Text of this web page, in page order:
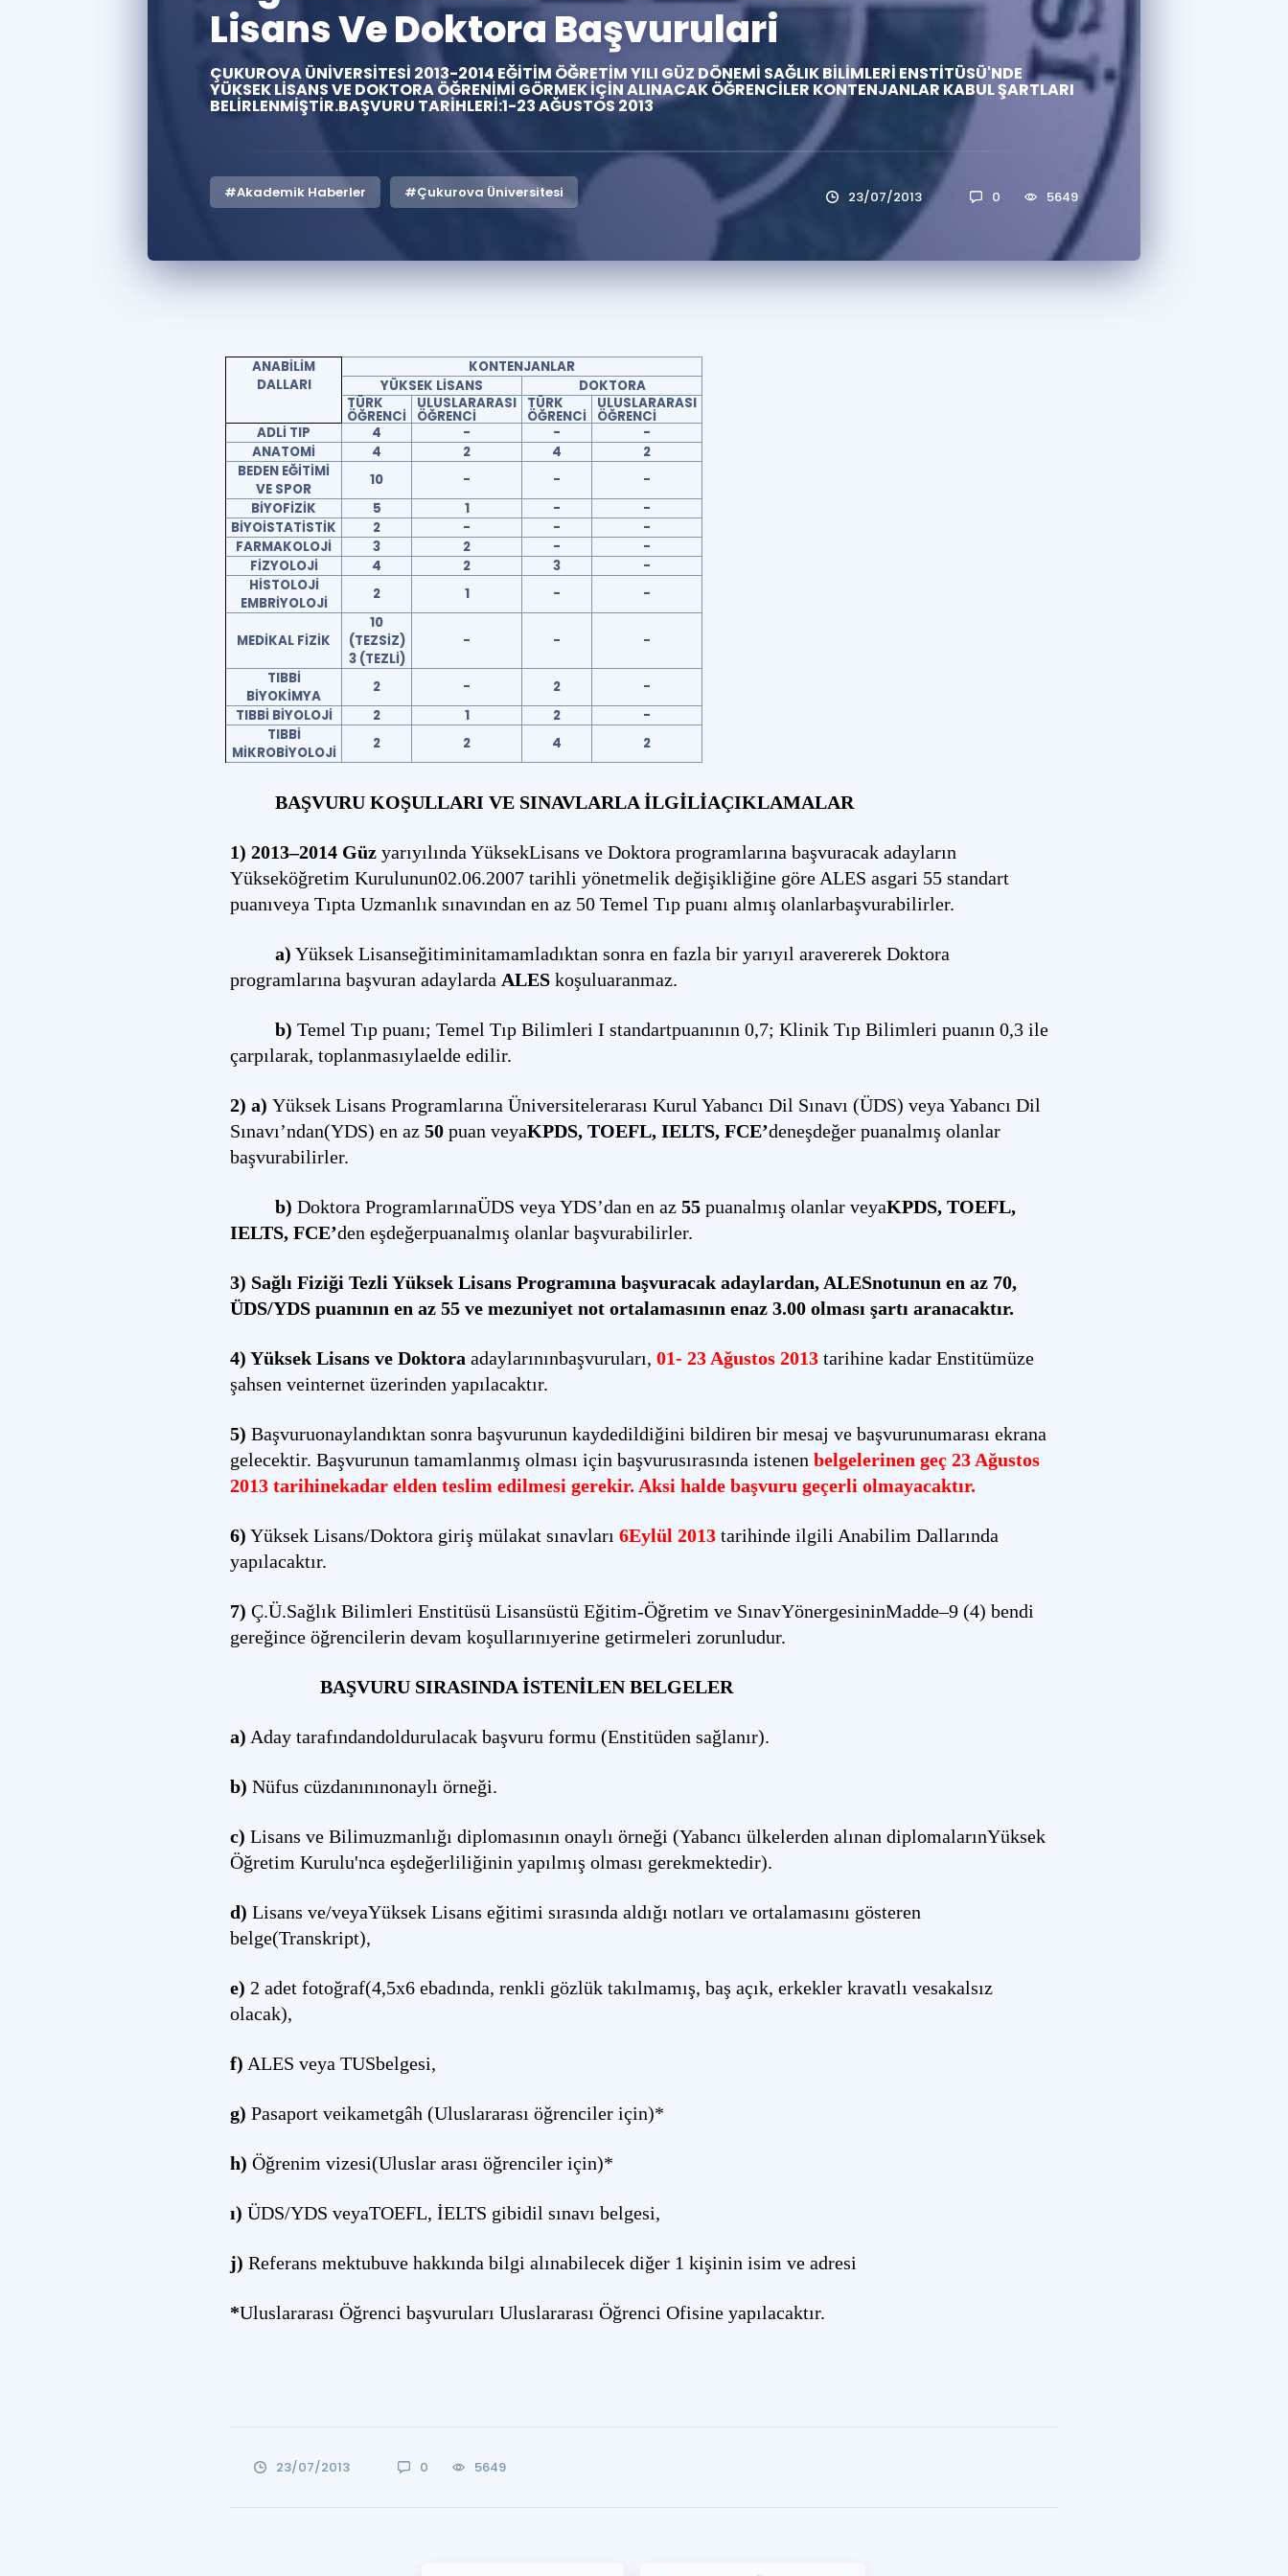
Kampanyalar
Blog
YDS - YÖKDİL Tüm Sınavlarla İlgili Haberler
İngilizce Gramer
İngilizce Gramer ve Konu Anlatımı
Lisans Ve Doktora Başvurulari
ÇUKUROVA ÜNİVERSİTESİ 2013-2014 EĞİTİM ÖĞRETİM YILI GÜZ DÖNEMİ SAĞLIK BİLİMLERİ ENSTİTÜSÜ'NDE
YÜKSEK LİSANS VE DOKTORA ÖĞRENİMİ GÖRMEK İÇİN ALINACAK ÖĞRENCİLER KONTENJANLAR KABUL ŞARTLARI
BELİRLENMİŞTİR.BAŞVURU TARİHLERİ:1-23 AĞUSTOS 2013
#Akademik Haberler #Çukurova Üniversitesi 23/07/2013 0 5649
ANABİLİM
DALLARI
KONTENJANLAR
YÜKSEK LİSANS
DOKTORA
TÜRK
ÖĞRENCİ
ULUSLARARASI
ÖĞRENCİ
TÜRK
ÖĞRENCİ
ULUSLARARASI
ÖĞRENCİ
ADLİ TIP
4 - -
-
ANATOMİ
4 2 4
2
BEDEN EĞİTİMİ
VE SPOR
10 - -
-
BİYOFİZİK
5 1 -
-
BİYOİSTATİSTİK
2 - -
-
FARMAKOLOJİ
3 2 -
-
FİZYOLOJİ
4 2 3
-
HİSTOLOJİ
EMBRİYOLOJİ
2 1 - -
MEDİKAL FİZİK
10
(TEZSİZ)
3 (TEZLİ)
- - -
TIBBİ
BİYOKİMYA
2 - 2
-
TIBBİ BİYOLOJİ
2 1 2
-
TIBBİ
MİKROBİYOLOJİ
2 2 4 2
BAŞVURU KOŞULLARI VE SINAVLARLA İLGİLİAÇIKLAMALAR
1) 2013–2014 Güz yarıyılında YüksekLisans ve Doktora programlarına başvuracak adayların
Yükseköğretim Kurulunun02.06.2007 tarihli yönetmelik değişikliğine göre ALES asgari 55 standart
puanıveya Tıpta Uzmanlık sınavından en az 50 Temel Tıp puanı almış olanlarbaşvurabilirler.
a) Yüksek Lisanseğitiminitamamladıktan sonra en fazla bir yarıyıl aravererek Doktora
programlarına başvuran adaylarda ALESkoşuluaranmaz.
b) Temel Tıp puanı; Temel Tıp Bilimleri I standartpuanının 0,7; Klinik Tıp Bilimleri puanın 0,3 ile
çarpılarak, toplanmasıylaelde edilir.
2) a)Yüksek Lisans Programlarına Üniversitelerarası Kurul Yabancı Dil Sınavı (ÜDS) veya Yabancı Dil
Sınavı’ndan(YDS) en az50 puan veyaKPDS, TOEFL, IELTS, FCE’deneşdeğer puanalmış olanlar
başvurabilirler.
b)Doktora ProgramlarınaÜDS veya YDS’dan en az55 puanalmış olanlar veyaKPDS, TOEFL,
IELTS, FCE’den eşdeğerpuanalmış olanlar başvurabilirler.
3) Sağlı Fiziği Tezli Yüksek Lisans Programına başvuracak adaylardan, ALESnotunun en az 70,
ÜDS/YDS puanının en az 55 ve mezuniyet not ortalamasının enaz 3.00 olması şartı aranacaktır.
4) Yüksek Lisans ve Doktora adaylarınınbaşvuruları, 01- 23 Ağustos 2013tarihine kadar Enstitümüze
şahsen veinternet üzerinden yapılacaktır.
5) Başvuruonaylandıktan sonra başvurunun kaydedildiğini bildiren bir mesaj ve başvurunumarası ekrana
gelecektir. Başvurunun tamamlanmış olması için başvurusırasında istenenbelgelerinen geç 23 Ağustos
2013 tarihinekadar elden teslim edilmesi gerekir. Aksi halde başvuru geçerli olmayacaktır.
6) Yüksek Lisans/Doktora giriş mülakat sınavları6Eylül 2013 tarihinde ilgili Anabilim Dallarında
yapılacaktır.
7)Ç.Ü.Sağlık Bilimleri Enstitüsü Lisansüstü Eğitim-Öğretim ve SınavYönergesininMadde–9 (4) bendi
gereğince öğrencilerin devam koşullarınıyerine getirmeleri zorunludur.
BAŞVURU SIRASINDA İSTENİLEN BELGELER
a) Aday tarafındandoldurulacak başvuru formu (Enstitüden sağlanır).
b) Nüfus cüzdanınınonaylı örneği.
c) Lisans ve Bilimuzmanlığı diplomasının onaylı örneği (Yabancı ülkelerden alınan diplomalarınYüksek
Öğretim Kurulu'nca eşdeğerliliğinin yapılmış olması gerekmektedir).
d) Lisans ve/veyaYüksek Lisans eğitimi sırasında aldığı notları ve ortalamasını gösteren
belge(Transkript),
e) 2 adet fotoğraf(4,5x6 ebadında, renkli gözlük takılmamış, baş açık, erkekler kravatlı vesakalsız
olacak),
f) ALES veya TUSbelgesi,
g) Pasaport veikametgâh (Uluslararası öğrenciler için)*
h) Öğrenim vizesi(Uluslar arası öğrenciler için)*
ı) ÜDS/YDS veyaTOEFL, İELTS gibidil sınavı belgesi,
j) Referans mektubuve hakkında bilgi alınabilecek diğer 1 kişinin isim ve adresi
*Uluslararası Öğrenci başvuruları Uluslararası Öğrenci Ofisine yapılacaktır.
23/07/2013 0 5649